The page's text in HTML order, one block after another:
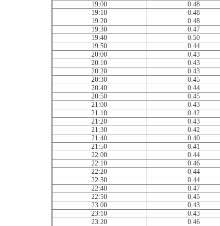
19:00
0.48
19:10
0.48
19:20
0.48
19:30
0.47
19:40
0.50
19:50
0.44
20:00
0.43
20:10
0.43
20:20
0.43
20:30
0.45
20:40
0.44
20:50
0.45
21:00
0.43
21:10
0.42
21:20
0.43
21:30
0.42
21:40
0.40
21:50
0.41
22:00
0.44
22:10
0.46
22:20
0.44
22:30
0.44
22:40
0.47
22:50
0.45
23:00
0.43
23:10
0.43
23:20
0.46